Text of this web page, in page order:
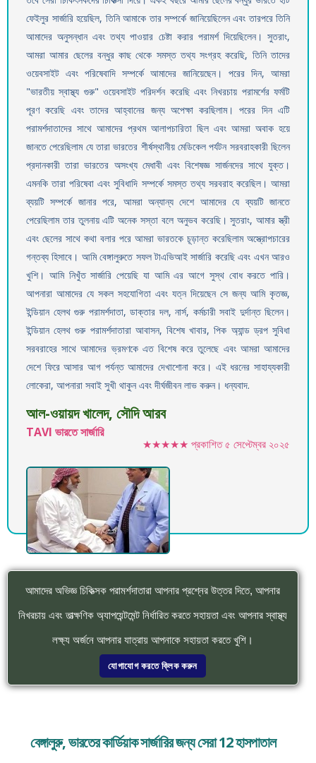
ফেইলুর সার্জারি হয়েছিল, তিনি আমাকে তার সম্পর্কে জানিয়েছিলেন এবং তারপরে তিনি
আমাদের অনুসন্ধান এবং তথ্য পাওয়ার চেষ্টা করার পরামর্শ দিয়েছিলেন। সুতরাং,
আমরা আমার ছেলের বন্ধুর কাছ থেকে সমস্ত তথ্য সংগ্রহ করেছি, তিনি তাদের
ওয়েবসাইট এবং পরিষেবাদি সম্পর্কে আমাদের জানিয়েছেন। পরের দিন, আমরা
"ভারতীয় স্বাস্থ্য গুরু" ওয়েবসাইট পরিদর্শন করেছি এবং নিখরচায় পরামর্শের ফর্মটি
পূরণ করেছি এবং তাদের আহ্বানের জন্য অপেক্ষা করছিলাম। পরের দিন এটি
পরামর্শদাতাদের সাথে আমাদের প্রথম আলাপচারিতা ছিল এবং আমরা অবাক হয়ে
জানতে পেরেছিলাম যে তারা ভারতের শীর্ষস্থানীয় মেডিকেল পর্যটন সরবরাহকারী ছিলেন
প্রদানকারী তারা ভারতের অসংখ্য মেধাবী এবং বিশেষজ্ঞ সার্জনদের সাথে যুক্ত।
এমনকি তারা পরিষেবা এবং সুবিধাদি সম্পর্কে সমস্ত তথ্য সরবরাহ করেছিল। আমরা
ব্যয়টি সম্পর্কে জানার পরে, আমরা অন্যান্য দেশে আমাদের যে ব্যয়টি জানতে
পেরেছিলাম তার তুলনায় এটি অনেক সস্তা বলে অনুভব করেছি। সুতরাং, আমার স্ত্রী
এবং ছেলের সাথে কথা বলার পরে আমরা ভারতকে চূড়ান্ত করেছিলাম অস্ত্রোপচারের
গন্তব্য হিসাবে। আমি বেঙ্গালুরুতে সফল টাএভিআই সার্জারি করেছি এবং এখন আরও
খুশি। আমি নিখুঁত সার্জারি পেয়েছি যা আমি এর আগে সুস্থ বোধ করতে পারি।
আপনারা আমাদের যে সকল সহযোগিতা এবং যত্ন দিয়েছেন সে জন্য আমি কৃতজ্ঞ,
ইন্ডিয়ান হেলথ গুরু পরামর্শদাতা, ডাক্তার দল, নার্স, কর্মচারী সবাই দুর্দান্ত ছিলেন।
ইন্ডিয়ান হেলথ গুরু পরামর্শদাতারা আবাসন, বিশেষ খাবার, পিক অ্যান্ড ড্রপ সুবিধা
সরবরাহের সাথে আমাদের ভ্রমণকে এত বিশেষ করে তুলেছে এবং আমরা আমাদের
দেশে ফিরে আসার আগ পর্যন্ত আমাদের দেখাশোনা করে। এই ধরনের সাহায্যকারী
লোকেরা, আপনারা সবাই সুখী থাকুন এবং দীর্ঘজীবন লাভ করুন। ধন্যবাদ.
আল-ওয়ায়দ খালেদ, সৌদি আরব
TAVI ভারতে সার্জারি
★★★★★ প্রকাশিত৫ সেপ্টেম্বর ২০২৫
আমাদের অভিজ্ঞ চিকিত্সক পরামর্শদাতারা আপনার প্রশ্নের উত্তর দিতে, আপনার
নিখরচায় এবং তাত্ক্ষণিক অ্যাপয়েন্টমেন্ট নির্ধারিত করতে সহায়তা এবং আপনার স্বাস্থ্য
লক্ষ্য অর্জনে আপনার যাত্রায় আপনাকে সহায়তা করতে খুশি।
যোগাযোগ করতে ক্লিক করুন
বেঙ্গালুরু, ভারতের কার্ডিয়াক সার্জারির জন্য সেরা 12 হাসপাতাল